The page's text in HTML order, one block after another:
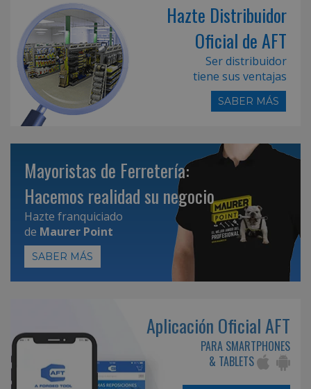
Hazte Distribuidor
Oficial de AFT
Ser distribuidor
tiene sus ventajas
SABER MÁS
Mayoristas de Ferretería:
Hacemos realidad su negocio
Hazte franquiciado
de Maurer Point
SABER MÁS
Aplicación Oficial AFT
PARA SMARTPHONES
& TABLETS